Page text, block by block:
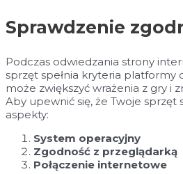
Sprawdzenie
Podczas odwiedzania strony
sprzęt spełnia kryteria
może zwiększyć wrażenia z gry i
Aby upewnić się, że Twoje
aspekty:
System operacyjny
Zgodność z przeglądarką
Połączenie internetowe